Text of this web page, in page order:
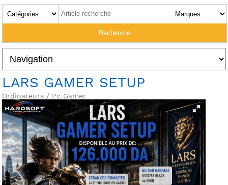
LARS GAMER SETUP
Ordinateurs / Pc Gamer